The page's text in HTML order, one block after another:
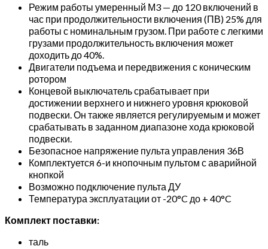
Режим работы умеренный М3 — до 120 включений в
час при продолжительности включения (ПВ) 25% для
работы с номинальным грузом. При работе с легкими
грузами продолжительность включения может
доходить до 40%.
Двигатели подъема и передвижения с коническим
ротором
Концевой выключатель срабатывает при
достижении верхнего и нижнего уровня крюковой
подвески. Он также является регулируемым и может
срабатывать в заданном диапазоне хода крюковой
подвески.
Безопасное напряжение пульта управления 36В
Комплектуется 6-и кнопочным пультом с аварийной
кнопкой
Возможно подключение пульта ДУ
Температура эксплуатации от -20°C до + 40°C
Комплект поставки:
таль